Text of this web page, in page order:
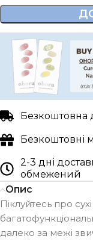
Безкоштовна
Безкоштовні
2-3 дні
обмежений
Опис
Піклуйтесь про
далеко за межі